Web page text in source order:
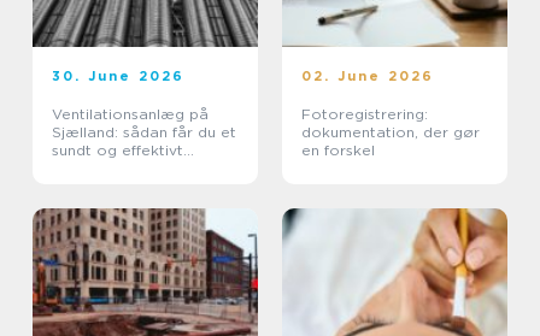
30. June 2026
Ventilationsanlæg på
Sjælland: sådan får du et
sundt og effektivt
02. June 2026
Fotoregistrering:
dokumentation, der gør
en forskel